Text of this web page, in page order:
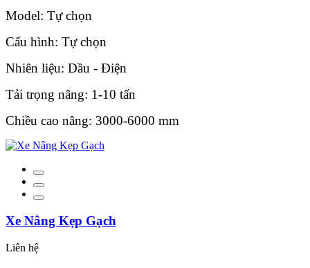
Model: Tự chọn
Cấu hình: Tự chọn
Nhiên liệu: Dầu - Điện
Tải trọng nâng: 1-10 tấn
Chiều cao nâng: 3000-6000 mm
Xe Nâng Kẹp Gạch
Liên hệ